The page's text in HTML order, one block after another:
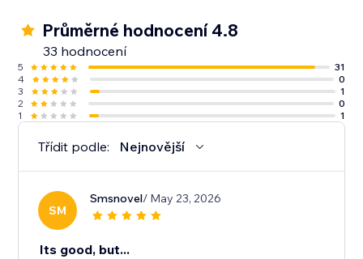
Průměrné hodnocení 4.8
33 hodnocení
5
31
4
0
3
1
2
0
1
1
Třídit podle: Nejnovější
SM
Smsnovel/ May 23, 2026
Its good, but...